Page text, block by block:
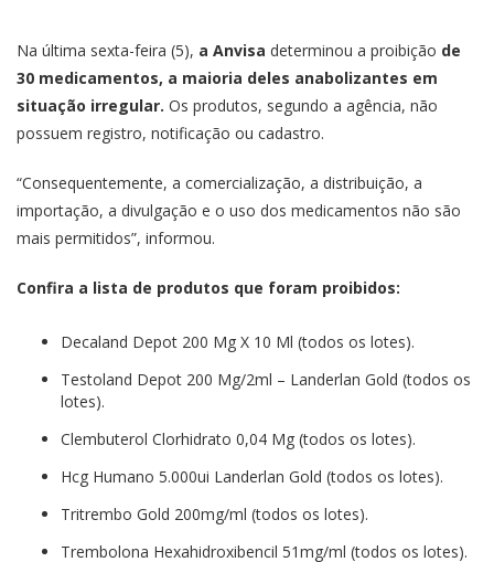
Na última sexta-feira (5), a Anvisa determinou a proibição de
30 medicamentos, a maioria deles anabolizantes em
situação irregular. Os produtos, segundo a agência, não
possuem registro, notificação ou cadastro.
“Consequentemente, a comercialização, a distribuição, a
importação, a divulgação e o uso dos medicamentos não são
mais permitidos”, informou.
Confira a lista de produtos que foram proibidos:
Decaland Depot 200 Mg X 10 Ml (todos os lotes).
Testoland Depot 200 Mg/2ml – Landerlan Gold (todos os
lotes).
Clembuterol Clorhidrato 0,04 Mg (todos os lotes).
Hcg Humano 5.000ui Landerlan Gold (todos os lotes).
Tritrembo Gold 200mg/ml (todos os lotes).
Trembolona Hexahidroxibencil 51mg/ml (todos os lotes).